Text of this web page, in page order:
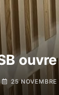
25 NOVEMBRE